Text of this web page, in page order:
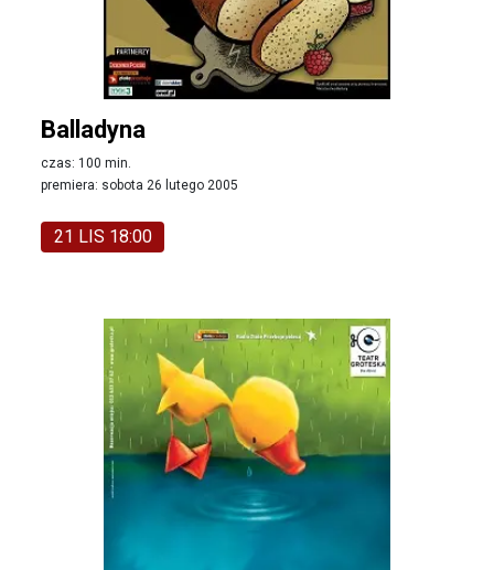
Balladyna
czas: 100 min.
premiera: sobota 26 lutego 2005
21 LIS 18:00